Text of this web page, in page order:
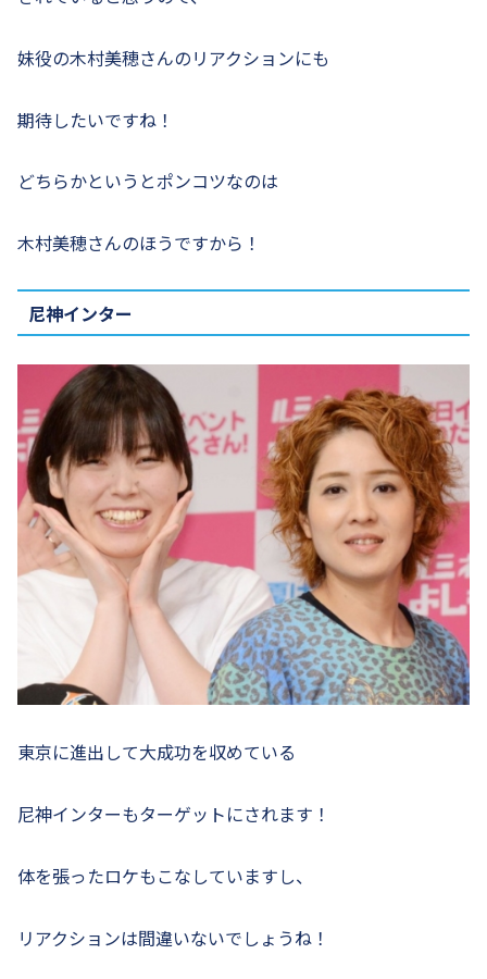
妹役の木村美穂さんのリアクションにも
期待したいですね！
どちらかというとポンコツなのは
木村美穂さんのほうですから！
尼神インター
東京に進出して大成功を収めている
尼神インターもターゲットにされます！
体を張ったロケもこなしていますし、
リアクションは間違いないでしょうね！